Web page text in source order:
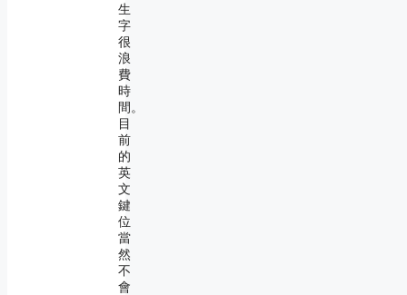
生
字
很
浪
費
時
間。
目
前
的
英
文
鍵
位
當
然
不
會